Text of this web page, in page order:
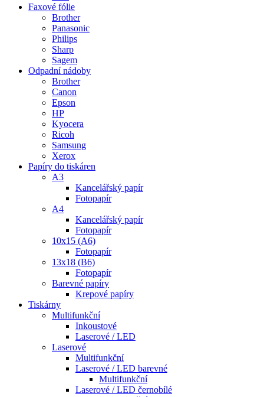
Faxové fólie
Brother
Panasonic
Philips
Sharp
Sagem
Odpadní nádoby
Brother
Canon
Epson
HP
Kyocera
Ricoh
Samsung
Xerox
Papíry do tiskáren
A3
Kancelářský papír
Fotopapír
A4
Kancelářský papír
Fotopapír
10x15 (A6)
Fotopapír
13x18 (B6)
Fotopapír
Barevné papíry
Krepové papíry
Tiskárny
Multifunkční
Inkoustové
Laserové / LED
Laserové
Multifunkční
Laserové / LED barevné
Multifunkční
Laserové / LED černobílé